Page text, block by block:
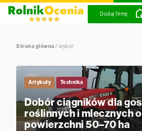
Dodaj firmę
Strona główna / wybór
Artykuły Technika
Dobór ciągników dla
roślinnych i mlecznych o
powierzchni 50–70 ha